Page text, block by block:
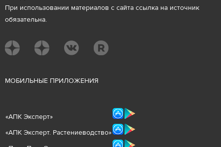
При использовании материалов с сайта ссылка на источник
обязательна.
МОБИЛЬНЫЕ ПРИЛОЖЕНИЯ
«АПК Эксперт»
«АПК Эксперт. Растениеводство»